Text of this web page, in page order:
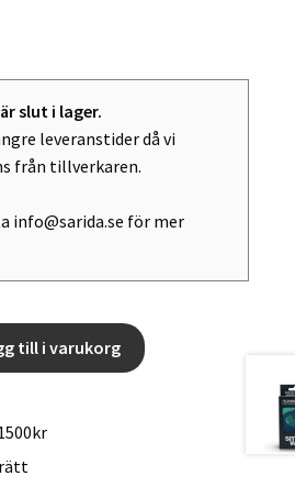
slut i lager.
leveranstider då vi
från tillverkaren.
info@sarida.se för mer
till i varukorg